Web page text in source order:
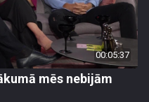
00:05:37
mēs nebijām